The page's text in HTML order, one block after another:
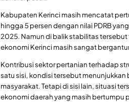
Kabupaten Kerinci masih mencatat
hingga 5 persen dengan nilai PDRB
2025. Namun di balik stabilitas
ekonomi Kerinci masih sangat
Kontribusi sektor pertanian terhadap
satu sisi, kondisi tersebut
masyarakat. Tetapi di sisi lain, situasi
ekonomi daerah yang masih bertumpu